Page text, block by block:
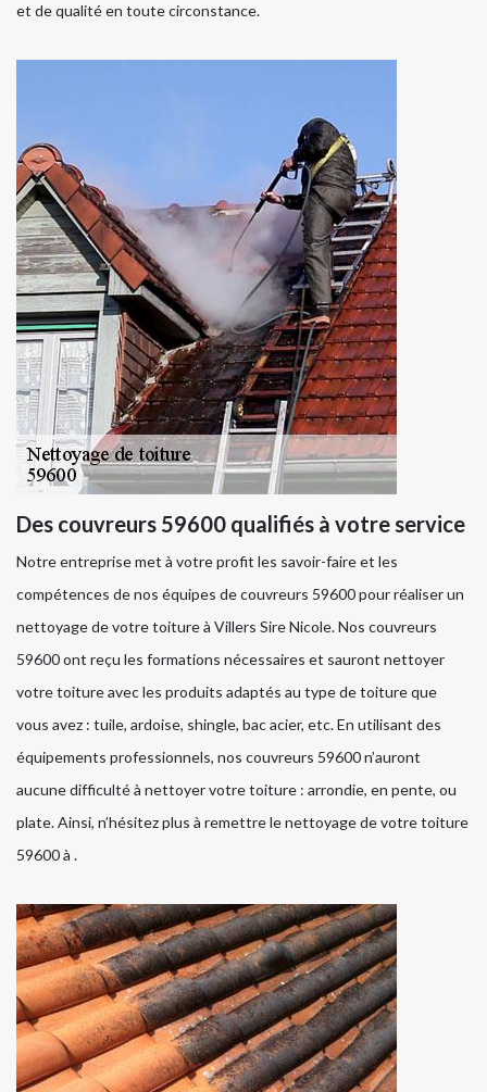
et de qualité en toute circonstance.
Des couvreurs 59600 qualifiés à votre service
Notre entreprise met à votre profit les savoir-faire et les
compétences de nos équipes de couvreurs 59600 pour réaliser un
nettoyage de votre toiture à Villers Sire Nicole. Nos couvreurs
59600 ont reçu les formations nécessaires et sauront nettoyer
votre toiture avec les produits adaptés au type de toiture que
vous avez : tuile, ardoise, shingle, bac acier, etc. En utilisant des
équipements professionnels, nos couvreurs 59600 n’auront
aucune difficulté à nettoyer votre toiture : arrondie, en pente, ou
plate. Ainsi, n’hésitez plus à remettre le nettoyage de votre toiture
59600 à .